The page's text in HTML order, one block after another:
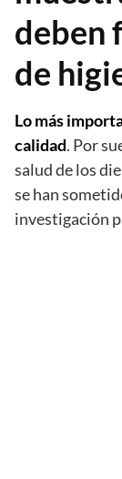
deben
de
Lo más
calidad. Por
salud de los
se han
investigación